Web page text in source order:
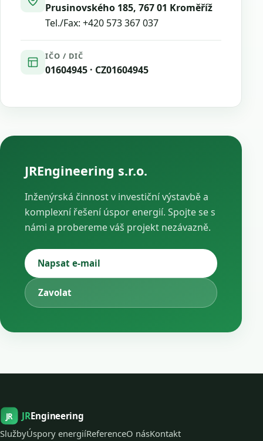
Prusinovského 185, 767 01 Kroměříž
Tel./Fax: +420 573 367 037
IČO / DIČ
01604945 · CZ01604945
JREngineering s.r.o.
Inženýrská činnost v investiční výstavbě a
komplexní řešení úspor energií. Spojte se s
námi a probereme váš projekt nezávazně.
Napsat e-mail
Zavolat
JR JREngineering
SlužbyÚspory energiíReferenceO násKontakt